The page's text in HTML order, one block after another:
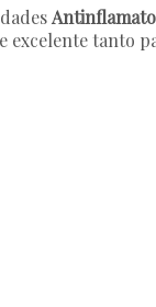
excelente tanto